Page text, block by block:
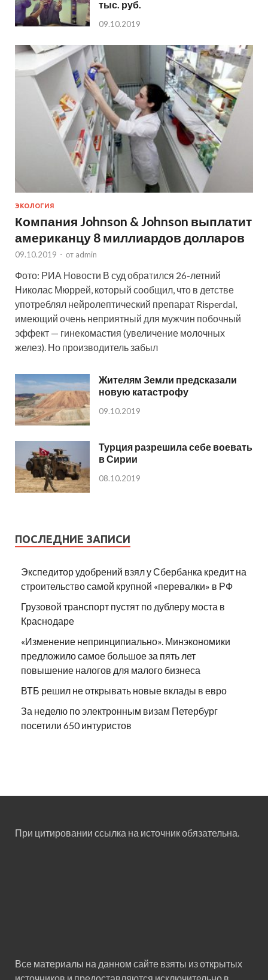
тыс. руб.
09.10.2019
ЭКОЛОГИЯ
Компания Johnson & Johnson выплатит
американцу 8 миллиардов долларов
09.10.2019 - от admin
Фото: РИА Новости В суд обратился 26-летний
Николас Мюррей, который сообщил, что в детстве
употреблял нейролептический препарат Risperdal,
имеющий очень неприятный для мужчин побочный
эффект — гинекомастия (увеличение молочных
желез). Но производитель забыл
Жителям Земли предсказали
новую катастрофу
09.10.2019
Турция разрешила себе воевать
в Сирии
08.10.2019
ПОСЛЕДНИЕ ЗАПИСИ
Экспедитор удобрений взял у Сбербанка кредит на
строительство самой крупной «перевалки» в РФ
Грузовой транспорт пустят по дублеру моста в
Краснодаре
«Изменение непринципиально». Минэкономики
предложило самое большое за пять лет
повышение налогов для малого бизнеса
ВТБ решил не открывать новые вклады в евро
За неделю по электронным визам Петербург
посетили 650 интуристов
При цитировании ссылка на источник обязательна.
Все материалы на данном сайте взяты из открытых